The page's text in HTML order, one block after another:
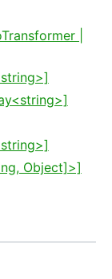
|
Object]>]